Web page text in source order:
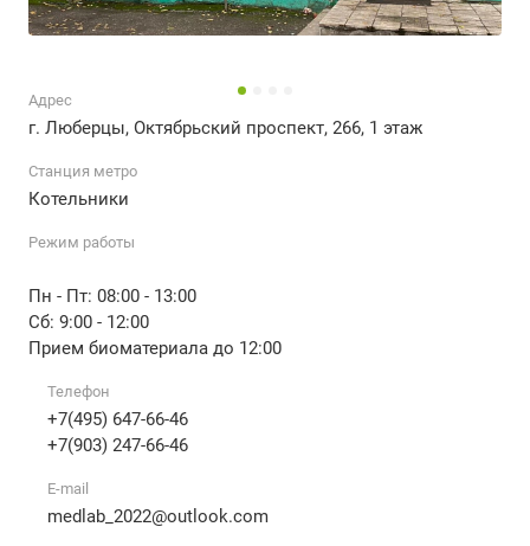
Адрес
г. Люберцы, Октябрьский проспект, 266, 1 этаж
Станция метро
Котельники
Режим работы
Пн - Пт: 08:00 - 13:00
Сб: 9:00 - 12:00
Прием биоматериала до 12:00
Телефон
+7(495) 647-66-46
+7(903) 247-66-46
E-mail
medlab_2022@outlook.com